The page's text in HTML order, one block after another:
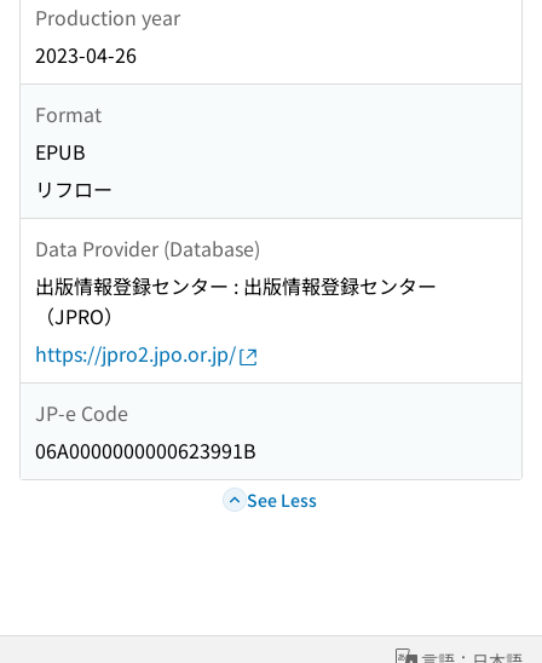
Production year
2023-04-26
Format
EPUB
リフロー
Data Provider (Database)
出版情報登録センター : 出版情報登録センター
（JPRO）
https://jpro2.jpo.or.jp/
JP-e Code
06A0000000000623991B
See Less